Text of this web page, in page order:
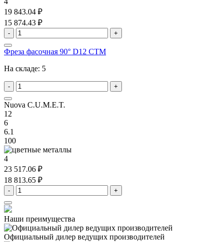
19 843.04 ₽
15 874.43 ₽
- +
Фреза фасочная 90° D12 CTM
На складе: 5
- +
Nuova C.U.M.E.T.
12
6
6.1
100
4
23 517.06 ₽
18 813.65 ₽
- +
Наши преимущества
Официальный дилер ведущих производителей